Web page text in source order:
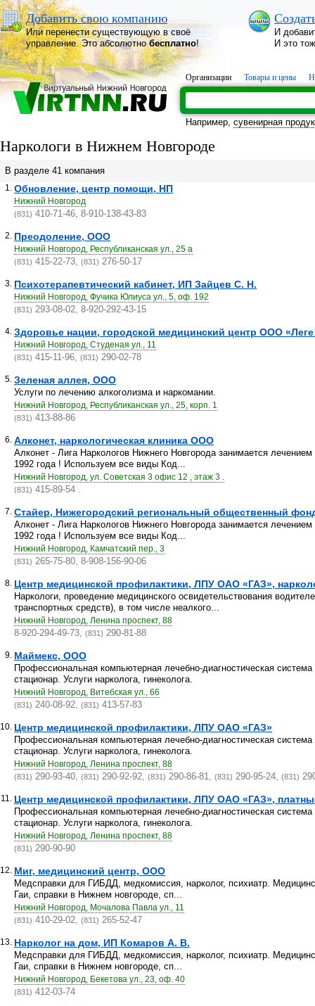
Добавить свою компанию
Или перенести существующую в своё
управление. Это абсолютнобесплатно!
И
И это
Организации Товары и цены
Например, сувенирная
Наркологи в Нижнем Новгороде
В разделе 41 компания
1. Обновление, центр помощи, НП
Нижний Новгород
(831) 410-71-46, 8-910-138-43-83
2. Преодоление, ООО
Нижний Новгород, Республиканская ул., 25 а
(831) 415-22-73, (831) 276-50-17
3. Психотерапевтический кабинет, ИП Зайцев С. Н.
Нижний Новгород, Фучика Юлиуса ул., 5, оф. 192
(831) 293-08-02, 8-920-292-43-15
4. Здоровье нации, городской медицинский центр ООО
Нижний Новгород, Студеная ул., 11
(831) 415-11-96, (831) 290-02-78
5. Зеленая аллея, ООО
Услуги по лечению алкоголизма и наркомании.
Нижний Новгород, Республиканская ул., 25, корп. 1
(831) 413-88-86
6. Алконет, наркологическая клиника ООО
Алконет - Лига Наркологов Нижнего Новгорода занимается
1992 года ! Используем все виды Код...
Нижний Новгород, ул. Советская 3 офис 12 , этаж 3 .
(831) 415-89-54 .
7. Стайер, Нижегородский региональный общественный
Алконет - Лига Наркологов Нижнего Новгорода занимается
1992 года ! Используем все виды Код...
Нижний Новгород, Камчатский пер., 3
(831) 265-75-80, 8-908-156-90-06
8. Центр медицинской профилактики, ЛПУ ОАО «ГАЗ»,
Наркологи, проведение медицинского освидетельствования
транспортных средств), в том числе неалкого...
Нижний Новгород, Ленина проспект, 88
8-920-294-49-73, (831) 290-81-88
9. Маймекс, ООО
Профессиональная компьютерная лечебно-диагностическая
стационар. Услуги нарколога, гинеколога.
Нижний Новгород, Витебская ул., 66
(831) 240-08-92, (831) 413-57-83
10. Центр медицинской профилактики, ЛПУ ОАО «ГАЗ»
Профессиональная компьютерная лечебно-диагностическая
стационар. Услуги нарколога, гинеколога.
Нижний Новгород, Ленина проспект, 88
(831) 290-93-40, (831) 290-92-92, (831) 290-86-81, (831) 290-95-24, (831)
11. Центр медицинской профилактики, ЛПУ ОАО «ГАЗ»,
Профессиональная компьютерная лечебно-диагностическая
стационар. Услуги нарколога, гинеколога.
Нижний Новгород, Ленина проспект, 88
(831) 290-90-90
12. Миг, медицинский центр, ООО
Медсправки для ГИБДД, медкомиссия, нарколог, психиатр.
Гаи, справки в Нижнем новгороде, сп...
Нижний Новгород, Мочалова Павла ул., 11
(831) 410-29-02, (831) 265-52-47
13. Нарколог на дом, ИП Комаров А. В.
Медсправки для ГИБДД, медкомиссия, нарколог, психиатр.
Гаи, справки в Нижнем новгороде, сп...
Нижний Новгород, Бекетова ул., 23, оф. 40
(831) 412-03-74